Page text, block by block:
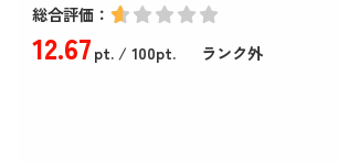
総合評価：
12.67pt./ 100pt. ランク外